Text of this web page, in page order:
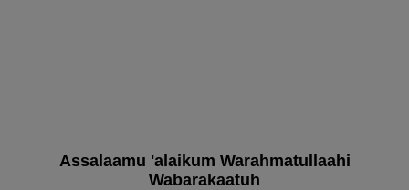
Assalaamu 'alaikum Warahmatullaahi
Wabarakaatuh